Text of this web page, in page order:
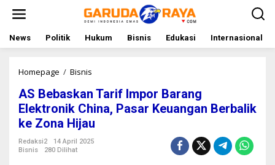
t
News Politik Hukum Bisnis Edukasi Internasional
Homepage / Bisnis
B
e
b
a
s
AS Bebaskan Tarif Impor Barang
Elektronik China, Pasar Keuangan Berbalik
ke Zona Hijau
Redaksi2
14 April 2025
Bisnis
280 Dilihat